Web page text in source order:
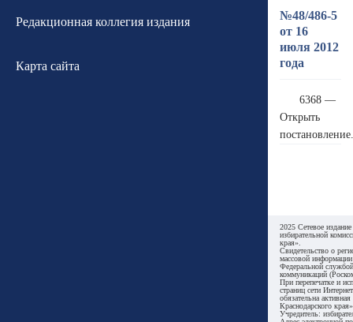
Редакционная коллегия издания
Карта сайта
№48/486-5
от 16
июля 2012
года
6368 —
Открыть
2025 Сетевое
избирательной
края».
Свидетельство о
массовой
Федеральной
коммуникаций
При перепечатке и
страниц сети Интернет
обязательна
Краснодарского
Учредитель: